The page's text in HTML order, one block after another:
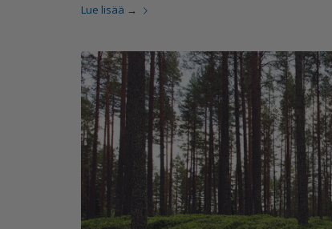
Lue lisää →